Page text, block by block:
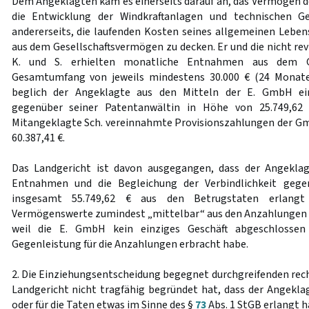
die Entwicklung der Windkraftanlagen und technischen
andererseits, die laufenden Kosten seines allgemeinen
aus dem Gesellschaftsvermögen zu decken. Er und die nicht
K. und S. erhielten monatliche Entnahmen aus dem
Gesamtumfang von jeweils mindestens 30.000 € (24
beglich der Angeklagte aus den Mitteln der E. GmbH
gegenüber seiner Patentanwältin in Höhe von
Mitangeklagte Sch. vereinnahmte Provisionszahlungen der
60.387,41 €.
Das Landgericht ist davon ausgegangen, dass der
Entnahmen und die Begleichung der Verbindlichkeit
insgesamt 55.749,62 € aus den Betrugstaten
Vermögenswerte zumindest „mittelbar“ aus den
weil die E. GmbH kein einziges Geschäft
Gegenleistung für die Anzahlungen erbracht habe.
2. Die Einziehungsentscheidung begegnet durchgreifenden
Landgericht nicht tragfähig begründet hat, dass der
oder für die Taten etwas im Sinne des § 73Abs. 1 StGB erlangt